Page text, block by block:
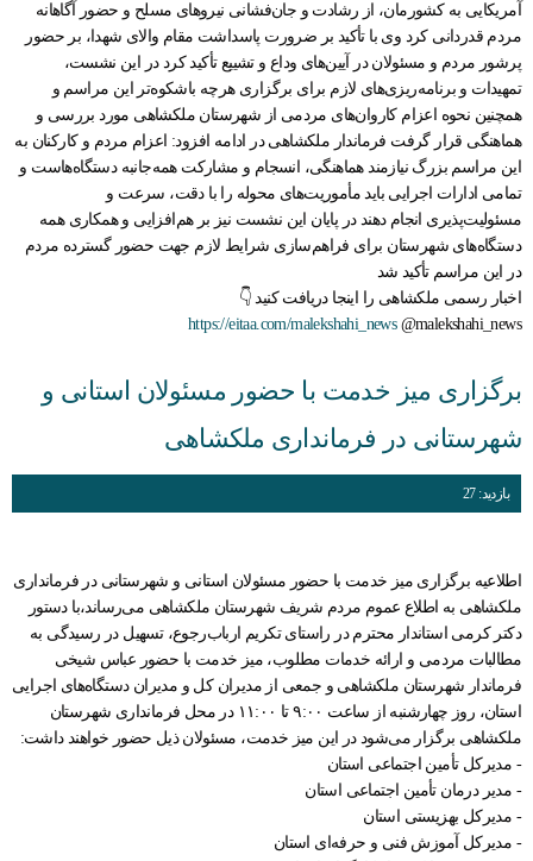
آمریکایی به کشورمان، از رشادت و جان‌فشانی نیروهای مسلح و حضور آگاهانه
مردم قدردانی کرد وی با تأکید بر ضرورت پاسداشت مقام والای شهدا، بر حضور
پرشور مردم و مسئولان در آیین‌های وداع و تشییع تأکید کرد در این نشست،
تمهیدات و برنامه‌ریزی‌های لازم برای برگزاری هرچه باشکوه‌تر این مراسم و
همچنین نحوه اعزام کاروان‌های مردمی از شهرستان ملکشاهی مورد بررسی و
هماهنگی قرار گرفت فرماندار ملکشاهی در ادامه افزود: اعزام مردم و کارکنان به
این مراسم بزرگ نیازمند هماهنگی، انسجام و مشارکت همه‌جانبه دستگاه‌هاست و
تمامی ادارات اجرایی باید مأموریت‌های محوله را با دقت، سرعت و
مسئولیت‌پذیری انجام دهند در پایان این نشست نیز بر هم‌افزایی و همکاری همه
دستگاه‌های شهرستان برای فراهم‌سازی شرایط لازم جهت حضور گسترده مردم
در این مراسم تأکید شد
اخبار رسمی ملکشاهی را اینجا دریافت کنید 👇
https://eitaa.com/malekshahi_news@malekshahi_news
برگزاری میز خدمت با حضور مسئولان استانی و
شهرستانی در فرمانداری ملکشاهی
بازدید: 27
اطلاعیه برگزاری میز خدمت با حضور مسئولان استانی و شهرستانی در فرمانداری
ملکشاهی به اطلاع عموم مردم شریف شهرستان ملکشاهی می‌رساند،با دستور
دکتر کرمی استاندار محترم در راستای تکریم ارباب‌رجوع، تسهیل در رسیدگی به
مطالبات مردمی و ارائه خدمات مطلوب، میز خدمت با حضور عباس شیخی
فرماندار شهرستان ملکشاهی و جمعی از مدیران کل و مدیران دستگاه‌های اجرایی
استان، روز چهارشنبه از ساعت ۹:۰۰ تا ۱۱:۰۰ در محل فرمانداری شهرستان
ملکشاهی برگزار می‌شود در این میز خدمت، مسئولان ذیل حضور خواهند داشت:
- مدیرکل تأمین اجتماعی استان
- مدیر درمان تأمین اجتماعی استان
- مدیرکل بهزیستی استان
- مدیرکل آموزش فنی و حرفه‌ای استان